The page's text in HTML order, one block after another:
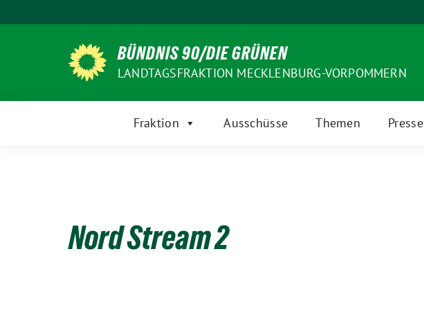
zum
BÜNDNIS 90/DIE GRÜNEN
LANDTAGSFRAKTION MECKLENBURG-VORPOMMERN
Fraktion Ausschüsse Themen Presse
Nord Stream 2